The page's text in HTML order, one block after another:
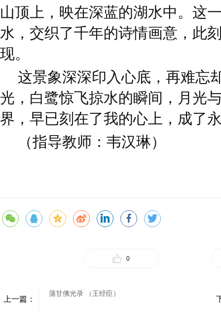
山顶上，映在深蓝的湖水中。这
水，交织了千年的诗情画意，此
现。
这景象深深印入心底，再难忘
光，白鹭惊飞掠水的瞬间，月光
界，早已刻在了我的心上，成了
（指导教师：韦汉琳）
0
上一篇：
蒲甘佛光录 （王经臣）